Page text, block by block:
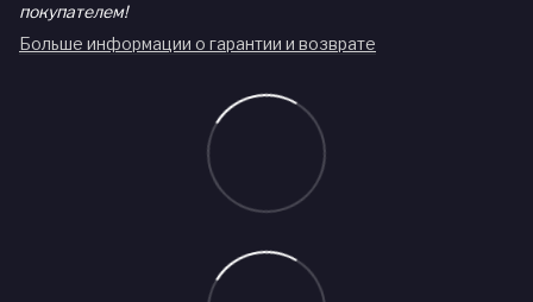
покупателем!
Больше информации о гарантии и возврате